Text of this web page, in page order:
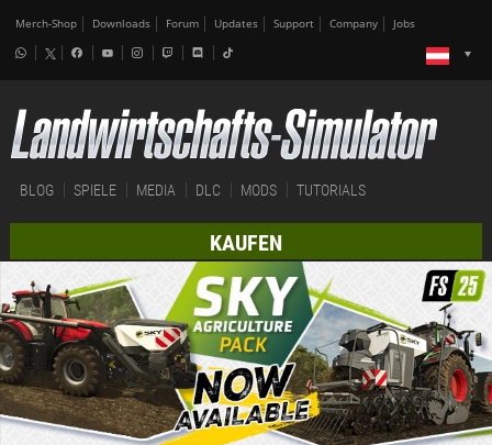
Merch-Shop Downloads Forum Updates Support Company Jobs
BLOG SPIELE MEDIA DLC MODS TUTORIALS
KAUFEN